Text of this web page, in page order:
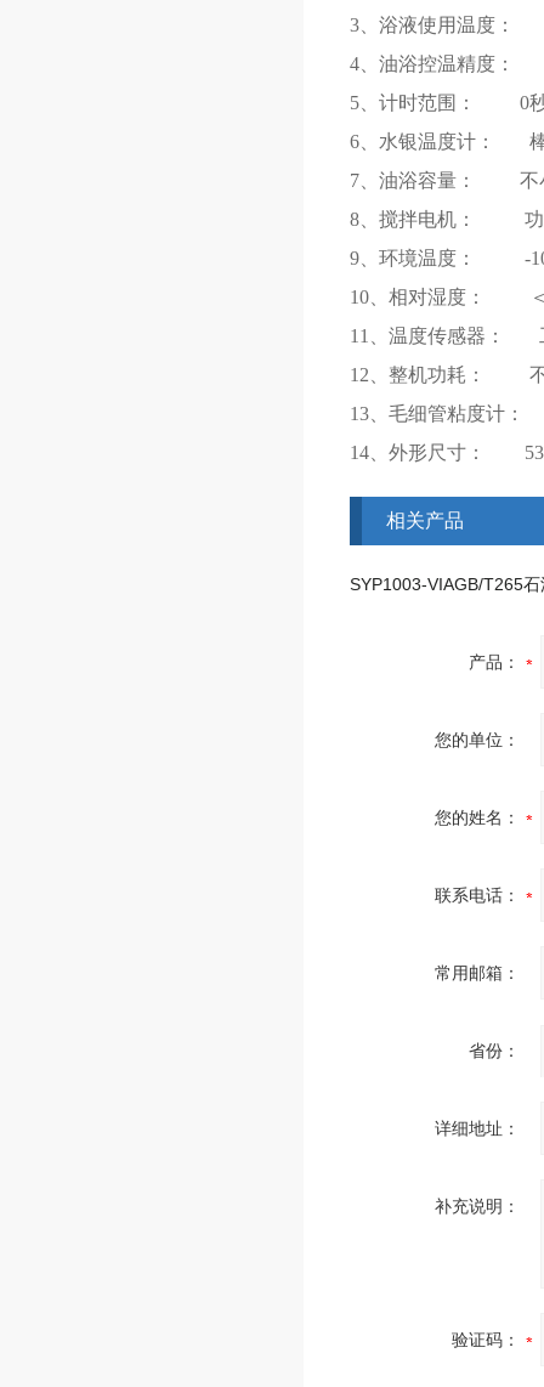
3、浴液使用温度：
4、油浴控温精度：
5、计时范围： 0秒
6、水银温度计： 棒
7、油浴容量： 不
8、搅拌电机： 功
9、环境温度： -
10、相对湿度： ＜
11、温度传感器：
12、整机功耗： 不
13、毛细管粘度计：
14、外形尺寸： 530
相关产品
产品：
您的单位：
您的姓名：
联系电话：
常用邮箱：
省份：
详细地址：
补充说明：
验证码：